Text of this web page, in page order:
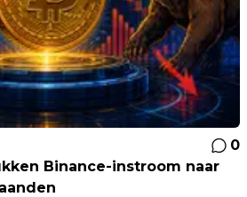
0
Binance-instroom naar